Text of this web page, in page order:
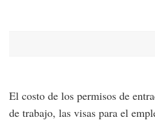
El costo de los permisos de
de trabajo, las visas para el